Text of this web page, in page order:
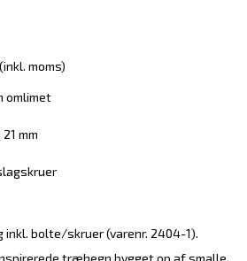
(inkl. moms)
omlimet
mm
bolte/skruer (varenr. 2404-1).